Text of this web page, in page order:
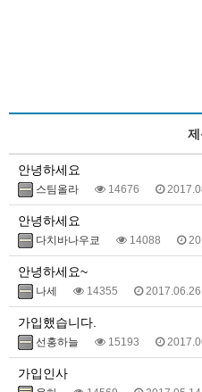
안녕하세요
스팀올라 14676
안녕하세요
다치바나우쿄 14088
안녕하세요~
나세 14355 2017.06.26
가입했습니다.
선홍하늘 15193
가입인사